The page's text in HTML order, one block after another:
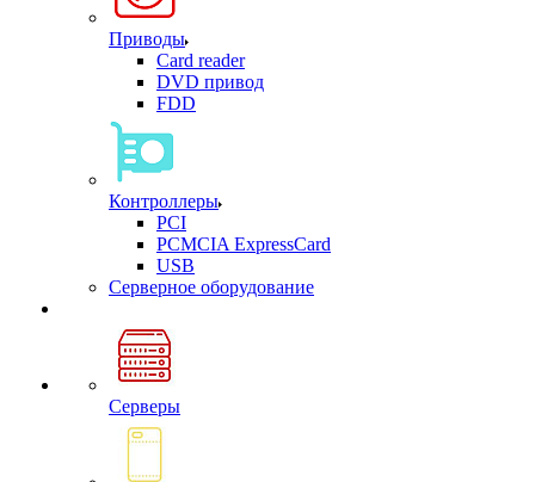
Приводы
Card reader
DVD привод
FDD
Контроллеры
PCI
PCMCIA ExpressCard
USB
Cерверное оборудование
Серверы